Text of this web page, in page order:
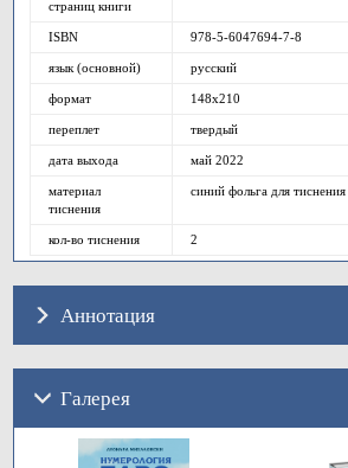
страниц книги
ISBN 978-5-6047694-7-8
язык (основной) русский
формат 148х210
переплет твердый
дата выхода май 2022
материал
тиснения
синий фольга для тиснения
кол-во тиснения 2
Аннотация
Галерея